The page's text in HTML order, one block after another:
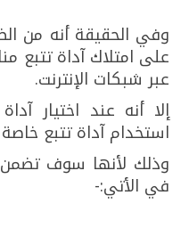
وفي الحقيقة أنه من
على امتلاك آداة
عبر شبكات الإنترنت.
إلا أنه عند اختيار
استخدام آداة تتبع
وذلك لأنها سوف تضمن
في الأتي:-